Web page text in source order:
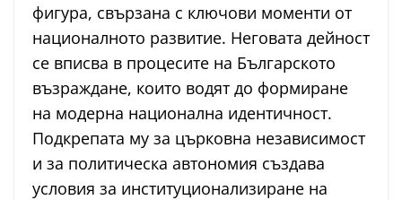
фигура, свързана с ключови моменти от
националното развитие. Неговата дейност
се вписва в процесите на Българското
възраждане, които водят до формиране
на модерна национална идентичност.
Подкрепата му за църковна независимост
и за политическа автономия създава
условия за институционализиране на